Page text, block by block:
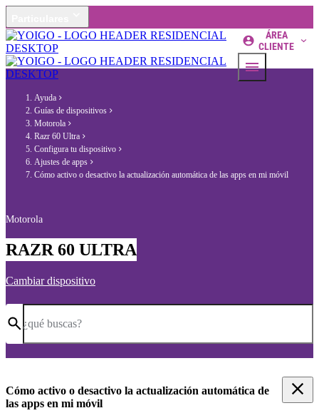
ÁREA
CLIENTE
Ayuda
Guías de dispositivos
Motorola
Razr 60 Ultra
Configura tu dispositivo
Ajustes de apps
Cómo activo o desactivo la actualización automática de las apps en mi móvil
Motorola
RAZR 60 ULTRA
Cambiar dispositivo
¿qué buscas?
Cómo activo o desactivo la actualización automática de
las apps en mi móvil